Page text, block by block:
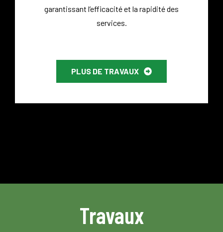
garantissant l’efficacité et la rapidité des
services.
PLUS DE TRAVAUX
Travaux